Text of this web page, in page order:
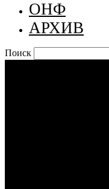
ОНФ
АРХИВ
Поиск